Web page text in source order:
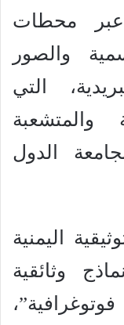
عبر محطات
والصور
التي
الدول
اليمنية
وثائقية